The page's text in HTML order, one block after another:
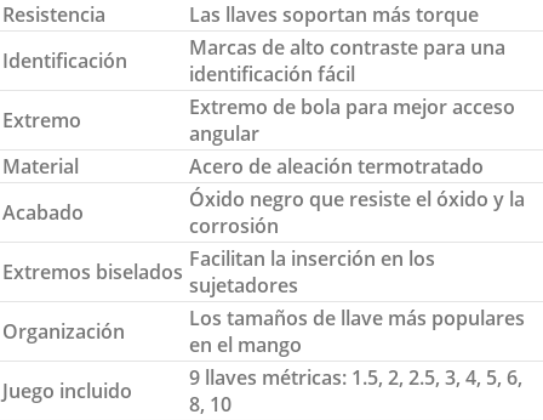
Resistencia
Las llaves soportan más torque
Identificación
Marcas de alto contraste para una
identificación fácil
Extremo
Extremo de bola para mejor acceso
angular
Material
Acero de aleación termotratado
Acabado
Óxido negro que resiste el óxido y la
corrosión
Extremos biselados Facilitan la inserción en los
sujetadores
Organización
Los tamaños de llave más populares
en el mango
Juego incluido
9 llaves métricas: 1.5, 2, 2.5, 3, 4, 5, 6,
8, 10